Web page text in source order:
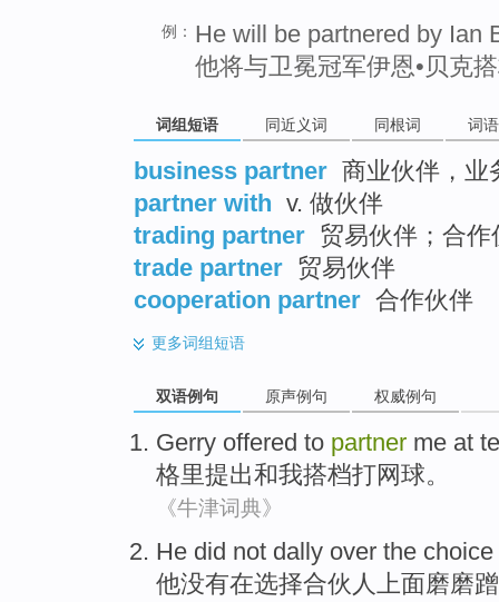
例： He will be partnered by Ian
他将与卫冕冠军伊恩•贝克
词组短语 同近义词 同根词 词
business partner 商业伙伴，业
partner with v. 做伙伴
trading partner 贸易伙伴；合作
trade partner 贸易伙伴
cooperation partner 合作伙伴
更多词组短语
双语例句 原声例句 权威例句
Gerry offered to partner me at
格里提出和我搭档打网球。
《牛津词典》
He did not dally over the choice
他没有在选择合伙人 上面磨磨